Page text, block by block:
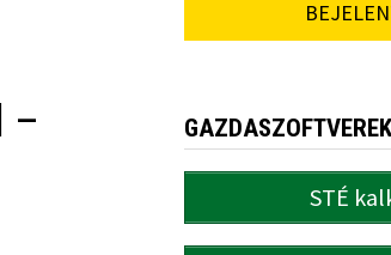
–
GAZDASZOFTVEREK
STÉ